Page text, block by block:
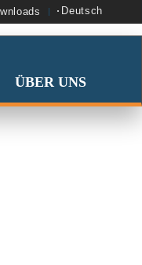
Deutsch
ÜBER UNS